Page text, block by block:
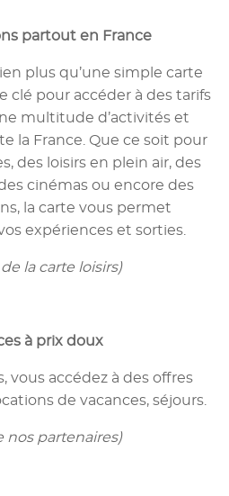
partout en France
plus qu’une simple carte
clé pour accéder à des tarifs
multitude d’activités et
la France. Que ce soit pour
des loisirs en plein air, des
cinémas ou encore des
la carte vous permet
expériences et sorties.
la carte loisirs)
à prix doux
vous accédez à des offres
de vacances, séjours.
nos partenaires)